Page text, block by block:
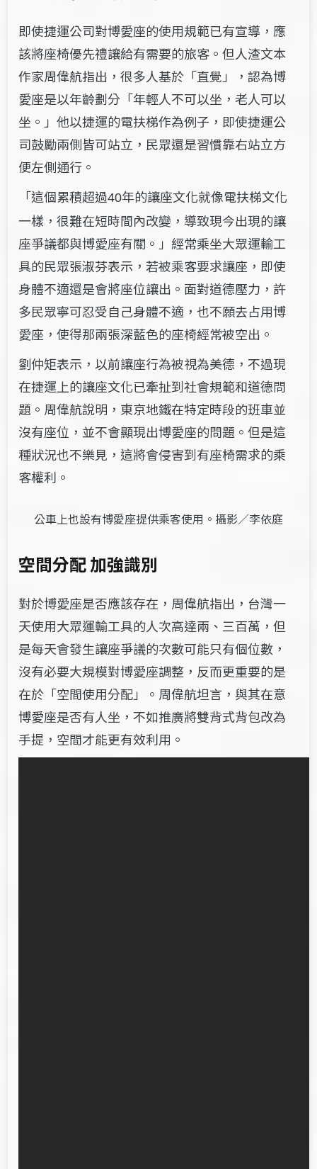
即使捷運公司對博愛座的使用規範已有宣導，應
該將座椅優先禮讓給有需要的旅客。但人渣文本
作家周偉航指出，很多人基於「直覺」，認為博
愛座是以年齡劃分「年輕人不可以坐，老人可以
坐。」他以捷運的電扶梯作為例子，即使捷運公
司鼓勵兩側皆可站立，民眾還是習慣靠右站立方
便左側通行。
「這個累積超過40年的讓座文化就像電扶梯文化
一樣，很難在短時間內改變，導致現今出現的讓
座爭議都與博愛座有關。」經常乘坐大眾運輸工
具的民眾張淑芬表示，若被乘客要求讓座，即使
身體不適還是會將座位讓出。面對道德壓力，許
多民眾寧可忍受自己身體不適，也不願去占用博
愛座，使得那兩張深藍色的座椅經常被空出。
劉仲矩表示，以前讓座行為被視為美德，不過現
在捷運上的讓座文化已牽扯到社會規範和道德問
題。周偉航說明，東京地鐵在特定時段的班車並
沒有座位，並不會顯現出博愛座的問題。但是這
種狀況也不樂見，這將會侵害到有座椅需求的乘
客權利。
公車上也設有博愛座提供乘客使用。攝影／李依庭
空間分配 加強識別
對於博愛座是否應該存在，周偉航指出，台灣一
天使用大眾運輸工具的人次高達兩、三百萬，但
是每天會發生讓座爭議的次數可能只有個位數，
沒有必要大規模對博愛座調整，反而更重要的是
在於「空間使用分配」。周偉航坦言，與其在意
博愛座是否有人坐，不如推廣將雙背式背包改為
手提，空間才能更有效利用。